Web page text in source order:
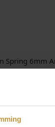
Spring 6mm
Rebel &
voor